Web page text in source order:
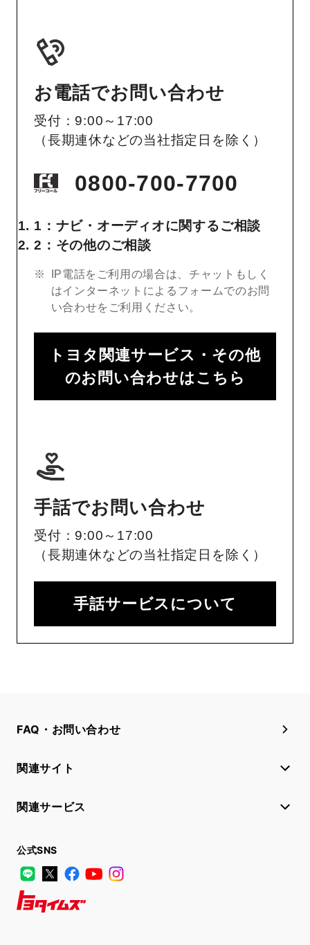
お電話でお問い合わせ
受付：9:00～17:00
（長期連休などの当社指定日を除く）
0800-700-7700
1：ナビ・オーディオに関するご相談
2：その他のご相談
IP電話をご利用の場合は、チャットもしく
はインターネットによるフォームでのお問
い合わせをご利用ください。
トヨタ関連サービス・その他
のお問い合わせはこちら
手話でお問い合わせ
受付：9:00～17:00
（長期連休などの当社指定日を除く）
手話サービスについて
FAQ・お問い合わせ
関連サイト
関連サービス
公式SNS
LINE
X FacebookYouTube